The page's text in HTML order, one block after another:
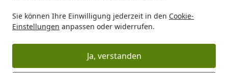
Sie können Ihre Einwilligung jederzeit in den Cookie-
Einstellungen anpassen oder widerrufen.
Ja, verstanden
Anschnittsäge SUPERIOR 23 cm